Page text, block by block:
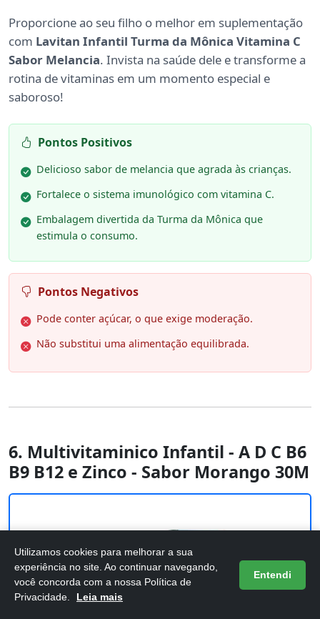
Proporcione ao seu filho o melhor em suplementação
com Lavitan Infantil Turma da Mônica Vitamina C
Sabor Melancia. Invista na saúde dele e transforme a
rotina de vitaminas em um momento especial e
saboroso!
Pontos Positivos
Delicioso sabor de melancia que agrada às crianças.
Fortalece o sistema imunológico com vitamina C.
Embalagem divertida da Turma da Mônica que
estimula o consumo.
Pontos Negativos
Pode conter açúcar, o que exige moderação.
Não substitui uma alimentação equilibrada.
6. Multivitaminico Infantil - A D C B6
B9 B12 e Zinco - Sabor Morango 30M
Utilizamos cookies para melhorar a sua
experiência no site. Ao continuar navegando,
você concorda com a nossa Política de
Privacidade.
Leia mais
Entendi